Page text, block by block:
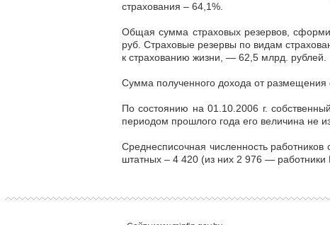
страхования – 64,1%.
Общая сумма страховых резервов,
руб. Страховые резервы по видам
к страхованию жизни, — 62,5 млрд. рублей.
Сумма полученного дохода от размещения
По состоянию на 01.10.2006 г.
периодом прошлого года его величина не
Среднесписочная численность
штатных – 4 420 (из них 2 976 — работники